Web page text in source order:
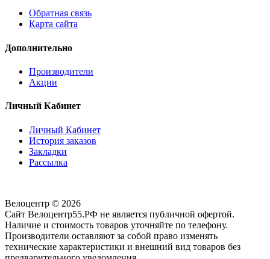
Обратная связь
Карта сайта
Дополнительно
Производители
Акции
Личный Кабинет
Личный Кабинет
История заказов
Закладки
Рассылка
Велоцентр © 2026
Сайт Велоцентр55.РФ не является публичной офертой.
Наличие и стоимость товаров уточняйте по телефону.
Производители оставляют за собой право изменять
технические характеристики и внешний вид товаров без